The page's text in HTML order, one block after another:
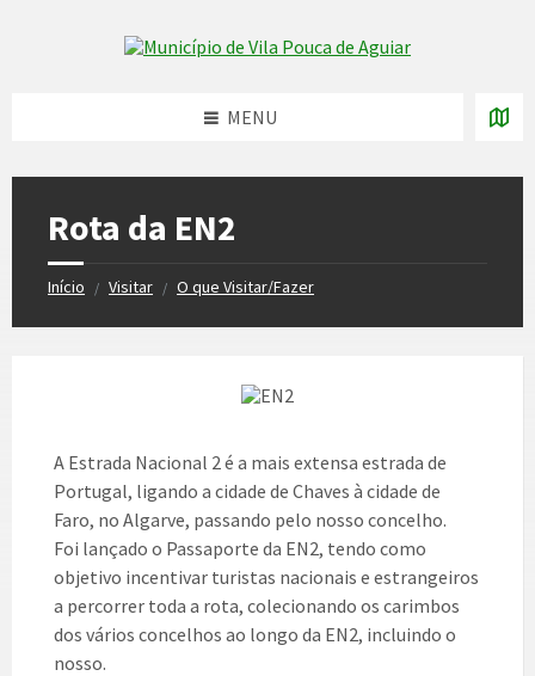
Skip to content
MENU
Rota da EN2
Início / Visitar / O que Visitar/Fazer
A Estrada Nacional 2 é a mais extensa estrada de
Portugal, ligando a cidade de Chaves à cidade de
Faro, no Algarve, passando pelo nosso concelho.
Foi lançado o Passaporte da EN2, tendo como
objetivo incentivar turistas nacionais e estrangeiros
a percorrer toda a rota, colecionando os carimbos
dos vários concelhos ao longo da EN2, incluindo o
nosso.